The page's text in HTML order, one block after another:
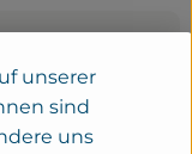
unserer
sind
uns